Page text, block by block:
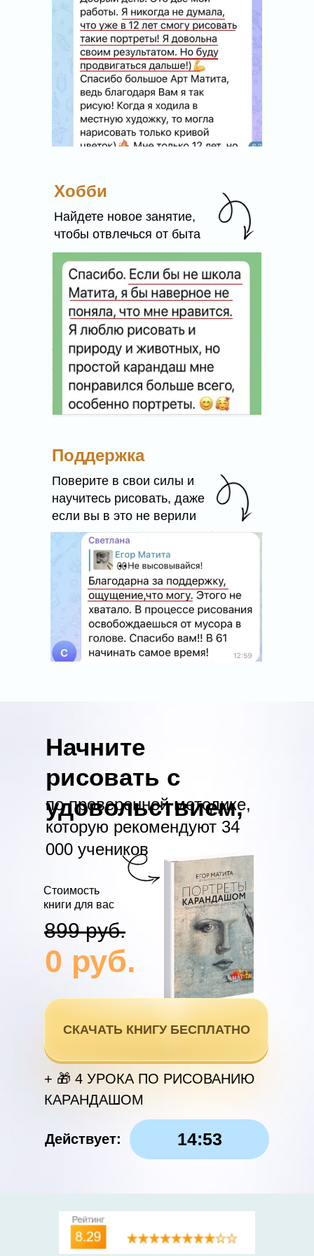
Хобби
Найдете новое занятие,
чтобы отвлечься от быта
Поддержка
Поверите в свои силы и
научитесь рисовать, даже
если вы в это не верили
удовольствием, по
проверенной методике,
которую рекомендуют 34 000
учеников
Стоимость
книги для вас
899 руб.
0 руб.
СКАЧАТЬ КНИГУ БЕСПЛАТНО
+ 🎁 4 УРОКА ПО РИСОВАНИЮ
КАРАНДАШОМ
Начните
рисовать с
удовольствием,
по проверенной методике,
которую рекомендуют 34
000 учеников
Действует: 14:52
Отзывы о книге
ПОДЕЛИТЬСЯ